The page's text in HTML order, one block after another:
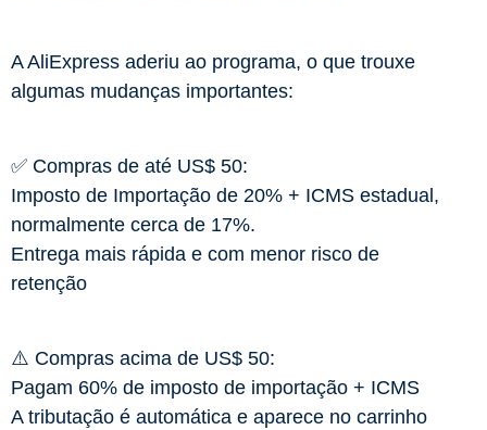
A AliExpress aderiu ao programa, o que trouxe
algumas mudanças importantes:
✅ Compras de até US$ 50:
Imposto de Importação de 20% + ICMS estadual,
normalmente cerca de 17%.
Entrega mais rápida e com menor risco de
retenção
⚠️ Compras acima de US$ 50:
Pagam 60% de imposto de importação + ICMS
A tributação é automática e aparece no carrinho